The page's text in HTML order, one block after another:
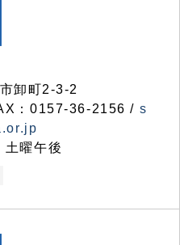
卸町2-3-2
：0157-36-2156 / s
土曜午後